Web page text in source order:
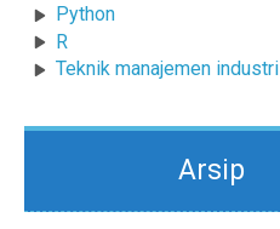
Python
R
Teknik manajemen industri
Arsip